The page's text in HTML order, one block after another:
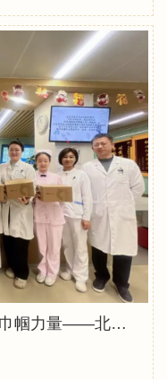
致温柔 致铿锵 致敬新时代巾帼力量——北京按摩医院庆祝第116个“三八”国际妇女节